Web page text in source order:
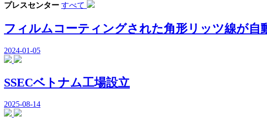
プレスセンター すべて
フィルムコーティングされた角形リッツ線が
2024-01-05
SSECベトナム工場設立
2025-08-14